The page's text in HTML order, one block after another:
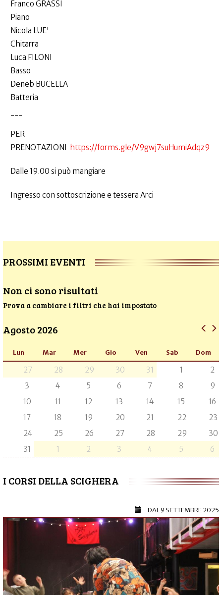
Franco GRASSI
Piano
Nicola LUE'
Chitarra
Luca FILONI
Basso
Deneb BUCELLA
Batteria
---
PER
PRENOTAZIONI https://forms.gle/V9gwj7suHumiAdqz9
Dalle 19.00 si può mangiare
Ingresso con sottoscrizione e tessera Arci
PROSSIMI EVENTI
Non ci sono risultati
Prova a cambiare i filtri che hai impostato
Agosto 2026
Lun Mar Mer Gio Ven Sab Dom
27 28 29 30 31 1
2
3
4 5 6 7 8
9
10
11 12 13 14 15
16
17
18 19 20 21 22
23
24
25 26 27 28 29
30
31
1 2 3 4 5 6
I CORSI DELLA SCIGHERA
DAL9 SETTEMBRE 2025